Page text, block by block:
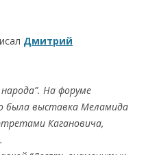
Дмитрий
На форуме
была выставка Меламида
Кагановича,